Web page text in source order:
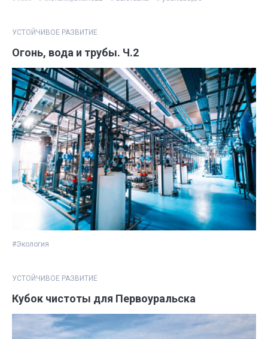
УСТОЙЧИВОЕ РАЗВИТИЕ
Огонь, вода и трубы. Ч.2
#Экология
УСТОЙЧИВОЕ РАЗВИТИЕ
Кубок чистоты для Первоуральска